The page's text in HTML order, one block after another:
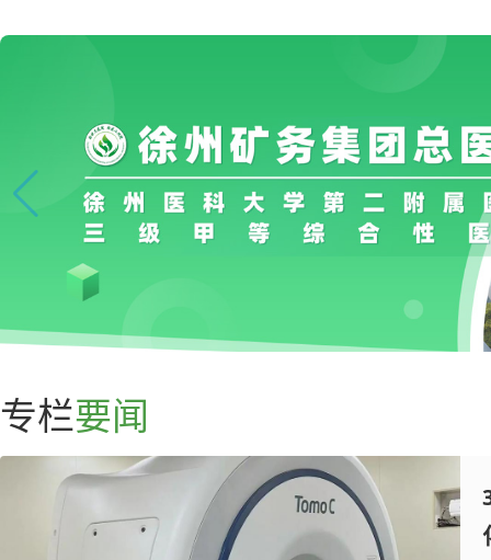
专栏要闻